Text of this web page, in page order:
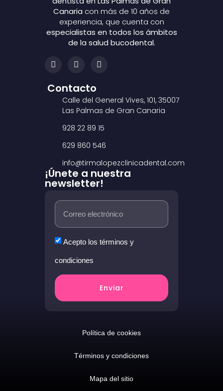
Canaria con más de 10 años de
experiencia, que cuenta con
especialistas en todos los ámbitos
de la salud bucodental.
Contacto
Calle del General Vives, 101, 35007
Las Palmas de Gran Canaria
928 22 89 15
629 860 546
info@tirmalopezclinicadental.com
¡Únete a nuestra
newsletter!
Acepto los términos y
condiciones
Enviar
Política de cookies
Términos y condiciones
Mapa del sitio